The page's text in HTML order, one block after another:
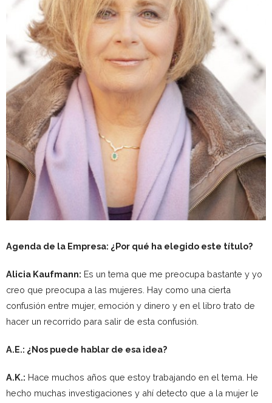
Agenda de la Empresa: ¿Por qué ha elegido este título?
Alicia Kaufmann: Es un tema que me preocupa bastante y yo
creo que preocupa a las mujeres. Hay como una cierta
confusión entre mujer, emoción y dinero y en el libro trato de
hacer un recorrido para salir de esta confusión.
A.E.: ¿Nos puede hablar de esa idea?
A.K.: Hace muchos años que estoy trabajando en el tema. He
hecho muchas investigaciones y ahí detecto que a la mujer le